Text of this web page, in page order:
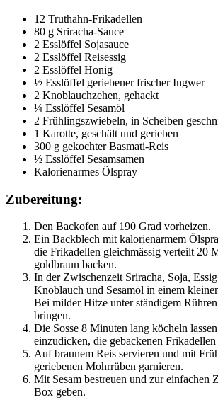
12 Truthahn-Frikadellen
80 g Sriracha-Sauce
2 Esslöffel Sojasauce
2 Esslöffel Reisessig
2 Esslöffel Honig
½ Esslöffel geriebener frischer Ingwer
2 Knoblauchzehen, gehackt
¼ Esslöffel Sesamöl
2 Frühlingszwiebeln, in Scheiben
1 Karotte, geschält und gerieben
300 g gekochter Basmati-Reis
½ Esslöffel Sesamsamen
Kalorienarmes Ölspray
Zubereitung:
Den Backofen auf 190 Grad vorheizen.
Ein Backblech mit kalorienarmem
die Frikadellen gleichmässig verteilt 20
goldbraun backen.
In der Zwischenzeit Sriracha, Soja,
Knoblauch und Sesamöl in einem
Bei milder Hitze unter ständigem
bringen.
Die Sosse 8 Minuten lang köcheln
einzudicken, die gebackenen Frikadellen
Auf braunem Reis servieren und mit
geriebenen Mohrrüben garnieren.
Mit Sesam bestreuen und zur einfachen
Box geben.